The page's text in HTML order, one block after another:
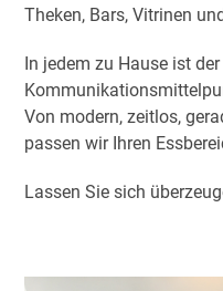
Theken, Bars, Vitrinen
In jedem zu Hause ist
Von modern, zeitlos,
passen wir Ihren
Lassen Sie sich